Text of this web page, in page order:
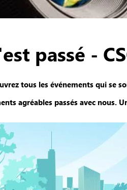
passé -
tous les événements qui se
agréables passés avec nous.